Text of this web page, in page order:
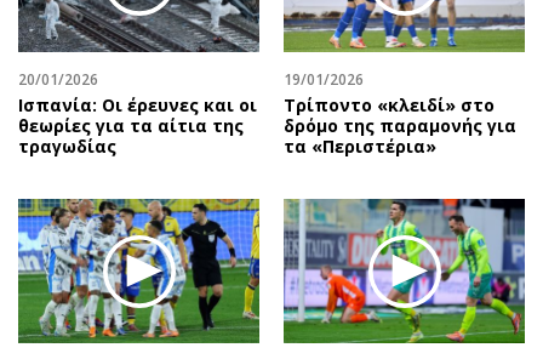
Ελλάδα
Κόσμος
Παράξενα
Πολιτισμός
Σινεμά
Μουσική
Εικαστικά
Βιβλίο
Χειρόγραφα
Συνταγές
Έξοδος
Media
Εκπομπές
Wine routes
Uncut
Προσφορές
Προσωπικότητες στην ''Κ''
Επιστολές
20/01/2026
Ισπανία: Οι έρευνες και οι
θεωρίες για τα αίτια της
τραγωδίας
19/01/2026
Τρίποντο «κλειδί» στο
δρόμο της παραμονής για
τα «Περιστέρια»